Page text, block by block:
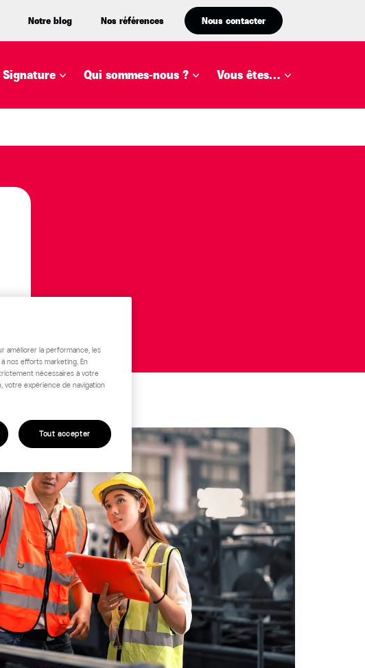
Notre blog Nos références Nous contacter
Qui sommes-nous ? Vous êtes…
améliorer la performance, les
nos efforts marketing. En
nécessaires à votre
votre expérience de navigation
Tout accepter